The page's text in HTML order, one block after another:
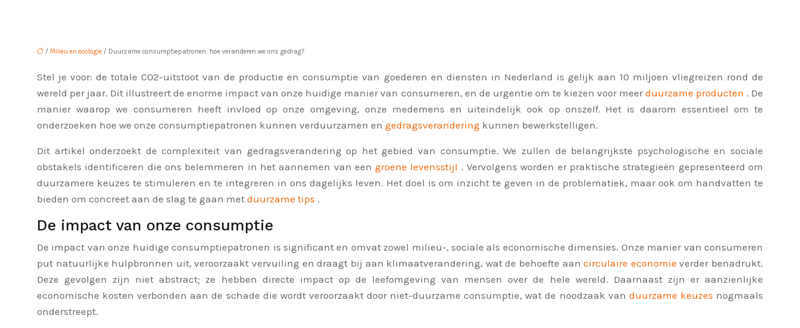
/ Milieu en ecologie / Duurzame consumptiepatronen: hoe veranderen we ons gedrag?
Stel je voor: de totale CO2-uitstoot van de productie en consumptie van goederen en diensten in Nederland is gelijk aan 10 miljoen vliegreizen rond de
wereld per jaar. Dit illustreert de enorme impact van onze huidige manier van consumeren, en de urgentie om te kiezen voor meer duurzame producten . De
manier waarop we consumeren heeft invloed op onze omgeving, onze medemens en uiteindelijk ook op onszelf. Het is daarom essentieel om te
onderzoeken hoe we onze consumptiepatronen kunnen verduurzamen en gedragsverandering kunnen bewerkstelligen.
Dit artikel onderzoekt de complexiteit van gedragsverandering op het gebied van consumptie. We zullen de belangrijkste psychologische en sociale
obstakels identificeren die ons belemmeren in het aannemen van eengroene levensstijl . Vervolgens worden er praktische strategieën gepresenteerd om
duurzamere keuzes te stimuleren en te integreren in ons dagelijks leven. Het doel is om inzicht te geven in de problematiek, maar ook om handvatten te
bieden om concreet aan de slag te gaan met duurzame tips .
De impact van onze consumptie
De impact van onze huidige consumptiepatronen is significant en omvat zowel milieu-, sociale als economische dimensies. Onze manier van consumeren
put natuurlijke hulpbronnen uit, veroorzaakt vervuiling en draagt bij aan klimaatverandering, wat de behoefte aancirculaire economieverder benadrukt.
Deze gevolgen zijn niet abstract; ze hebben directe impact op de leefomgeving van mensen over de hele wereld. Daarnaast zijn er aanzienlijke
economische kosten verbonden aan de schade die wordt veroorzaakt door niet-duurzame consumptie, wat de noodzaak van duurzame keuzes nogmaals
onderstreept.